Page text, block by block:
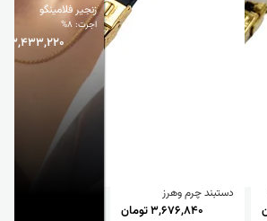
دستبند چرم وهرز
3,676,840 تومان
زنجیر فلامینگو
اجرت: 8%
13,433,220 تومان